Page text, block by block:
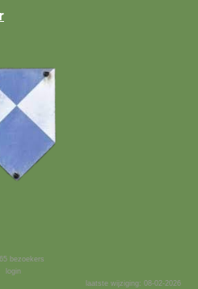
bezoekers
login
laatste wijziging: 08-02-2026